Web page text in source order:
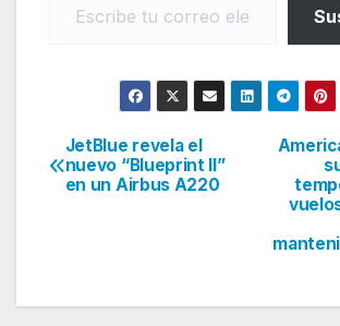
Navegación
de
JetBlue revela el
nuevo “Blueprint II”
en un Airbus A220